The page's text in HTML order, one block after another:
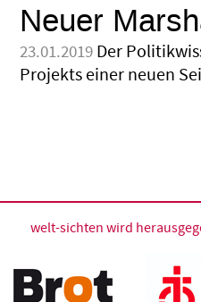
Neuer
23.01.2019 Der
Projekts einer neuen
welt-sichten wird